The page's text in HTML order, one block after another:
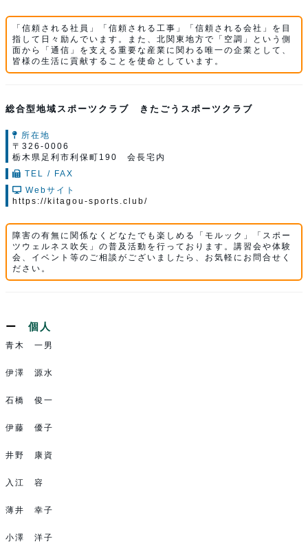
「信頼される社員」「信頼される工事」「信頼される会社」を目
指して日々励んでいます。また、北関東地方で「空調」という側
面から「通信」を支える重要な産業に関わる唯一の企業として、
皆様の生活に貢献することを使命としています。
総合型地域スポーツクラブ きたごうスポーツクラブ
所在地
〒326-0006
栃木県足利市利保町190 会長宅内
TEL / FAX
Webサイト
https://kitagou-sports.club/
障害の有無に関係なくどなたでも楽しめる「モルック」「スポー
ツウェルネス吹矢」の普及活動を行っております。講習会や体験
会、イベント等のご相談がございましたら、お気軽にお問合せく
ださい。
個人
青木 一男
伊澤 源水
石橋 俊一
伊藤 優子
井野 康資
入江 容
薄井 幸子
小澤 洋子